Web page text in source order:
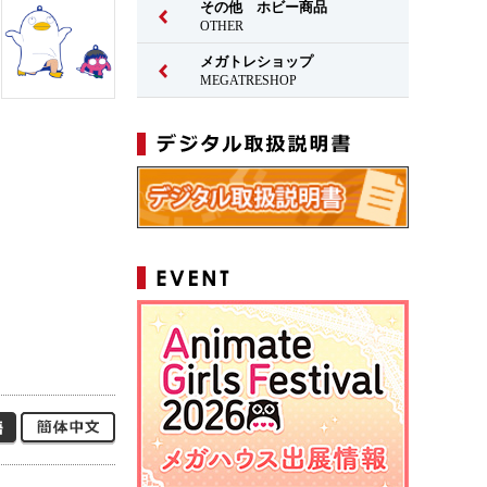
日本語 簡体中文
その他 ホビー商品
OTHER
メガトレショップ
MEGATRESHOP